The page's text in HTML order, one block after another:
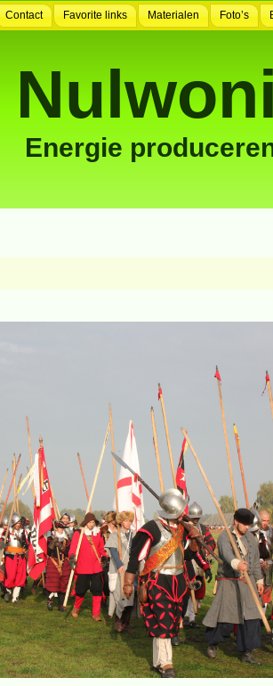
Contact Favorite links Materialen Foto’s
Energie